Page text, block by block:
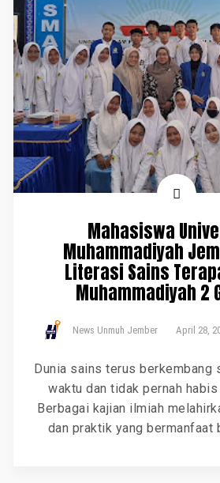
Mahasiswa
Muhammadiyah
Literasi Sains
Muhammadiyah 2
News Unmuh Jember April 28,
Dunia sains terus berkembang
waktu dan tidak pernah
Berbagai kajian ilmiah
dan praktik yang bermanfaat